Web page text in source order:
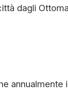
dagli
annualmente